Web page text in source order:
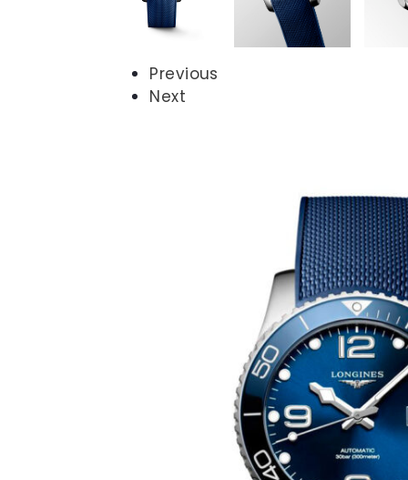
Previous
Next